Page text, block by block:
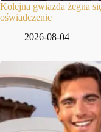
Kolejna gwiazda żegna
oświadczenie
2026-08-04